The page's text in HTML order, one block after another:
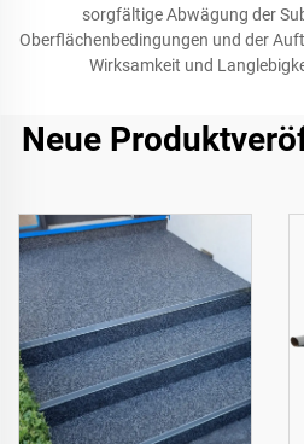
sorgfältige Abwägung der
Oberflächenbedingungen und der
Wirksamkeit und
Neue